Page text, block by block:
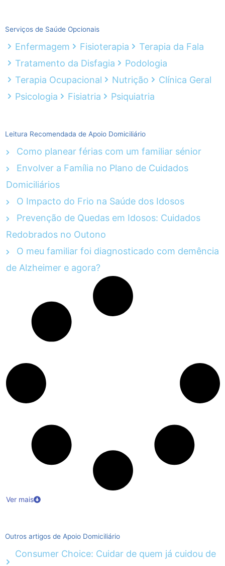
Serviços de Saúde Opcionais
Enfermagem Fisioterapia
Terapia da Fala
Tratamento da Disfagia
Podologia
Terapia Ocupacional
Nutrição
Clínica Geral
Psicologia
Fisiatria Psiquiatria
Leitura Recomendada de Apoio Domiciliário
Como planear férias com um familiar sénior
Envolver a Família no Plano de Cuidados
Domiciliários
O Impacto do Frio na Saúde dos Idosos
Prevenção de Quedas em Idosos: Cuidados
Redobrados no Outono
O meu familiar foi diagnosticado com demência
de Alzheimer e agora?
Ver mais
Outros artigos de Apoio Domiciliário
Consumer Choice: Cuidar de quem já cuidou de